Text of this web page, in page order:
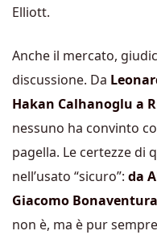
Elliott.
Anche il mercato,
discussione. Da
Hakan Calhanoglu a
nessuno ha convinto
pagella. Le certezze di
nell’usato “sicuro”: da
Giacomo
non è, ma è pur